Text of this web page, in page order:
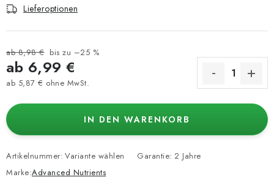
Lieferoptionen
ab 8,98 € bis zu –25 %
ab 6,99 €
ab 5,87 € ohne MwSt.
IN DEN WARENKORB
Artikelnummer: Variante wählen
Marke:Advanced Nutrients
Garantie: 2 Jahre